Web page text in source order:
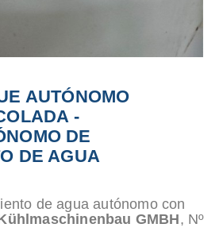
AUTÓNOMO
-
DE
DE AGUA
de agua autónomo con
GMBH, Nº